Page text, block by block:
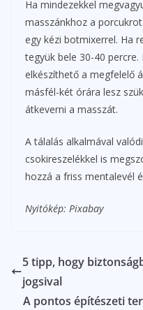
Ha mindezekkel
masszánkhoz a
egy kézi botmixerrel. Ha
tegyük bele 30-40
elkészíthető a megfelelő
másfél-két órára lesz
átkeverni a masszát.
A tálalás alkalmával
csokireszelékkel is
hozzá a friss mentalevél
Nyitókép: Pixabay
5 tipp, hogy
jogsival
A pontos építészeti